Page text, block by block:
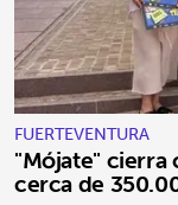
FUERTEVENTURA
"Mójate"
cerca de